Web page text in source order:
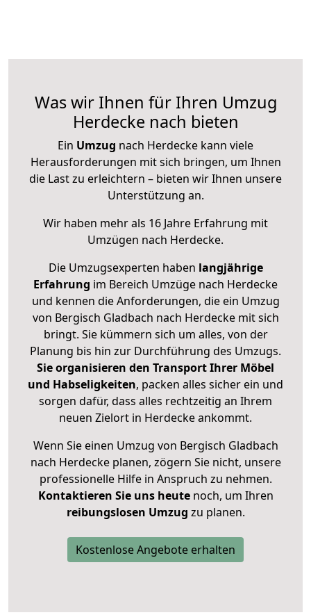
Was wir Ihnen für Ihren Umzug
Herdecke nach bieten
Ein Umzug nach Herdecke kann viele
Herausforderungen mit sich bringen, um Ihnen
die Last zu erleichtern – bieten wir Ihnen unsere
Unterstützung an.
Wir haben mehr als 16 Jahre Erfahrung mit
Umzügen nach Herdecke.
Die Umzugsexperten haben langjährige
Erfahrung im Bereich Umzüge nach Herdecke
und kennen die Anforderungen, die ein Umzug
von Bergisch Gladbach nach Herdecke mit sich
bringt. Sie kümmern sich um alles, von der
Planung bis hin zur Durchführung des Umzugs.
Sie organisieren den Transport Ihrer Möbel
und Habseligkeiten, packen alles sicher ein und
sorgen dafür, dass alles rechtzeitig an Ihrem
neuen Zielort in Herdecke ankommt.
Wenn Sie einen Umzug von Bergisch Gladbach
nach Herdecke planen, zögern Sie nicht, unsere
professionelle Hilfe in Anspruch zu nehmen.
Kontaktieren Sie uns heutenoch, um Ihren
reibungslosen Umzug zu planen.
Kostenlose Angebote erhalten